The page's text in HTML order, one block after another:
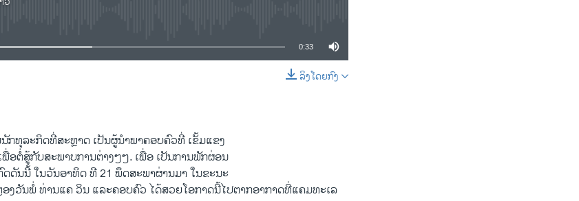
SHARE
0:33
ລິງໂດຍກົງ
ກທຸລະກິດທີ່ສະຫຼາດ ເປັນຜູ້ນຳພາຄອບຄົວທີ່ ເຂັ້ມແຂງ
ອຕໍ່ສູ້ກັບສະພາບການຕ່າງໆໆ. ເພື່ອ ເປັນການພັກຜ່ອນ
ດັນນີ້ ໃນວັນອາທິດ ທີ 21 ພຶດສະພາຜ່ານມາ ໃນຂະນະ
ງວັນພໍ່ ທ່ານແຄ ວິນ ແລະຄອບຄົວ ໄດ້ສວຍໂອກາດນີ້ໄປຕາກອາກາດທີ່ແຄມທະເລ